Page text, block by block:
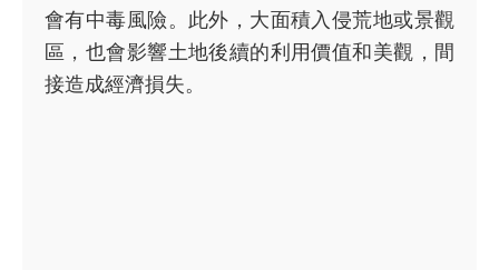
會有中毒風險。此外，大面積入侵荒地或景觀
區，也會影響土地後續的利用價值和美觀，間
接造成經濟損失。